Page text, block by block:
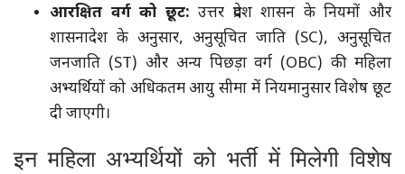
आरक्षित वर्ग को छूट: उत्तर प्रदेश शासन के नियमों और
शासनादेश के अनुसार, अनुसूचित जाति (SC), अनुसूचित
जनजाति (ST) और अन्य पिछड़ा वर्ग (OBC) की महिला
अभ्यर्थियों को अधिकतम आयु सीमा में नियमानुसार विशेष छूट
दी जाएगी।
इन महिला अभ्यर्थियों को भर्ती में मिलेगी विशेष